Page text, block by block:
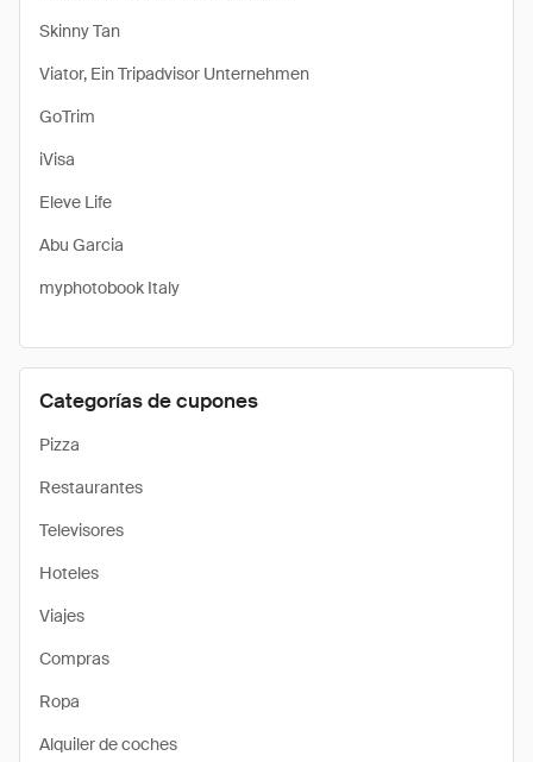
Skinny Tan
Viator, Ein Tripadvisor Unternehmen
GoTrim
iVisa
Eleve Life
Abu Garcia
myphotobook Italy
Categorías de cupones
Pizza
Restaurantes
Televisores
Hoteles
Viajes
Compras
Ropa
Alquiler de coches